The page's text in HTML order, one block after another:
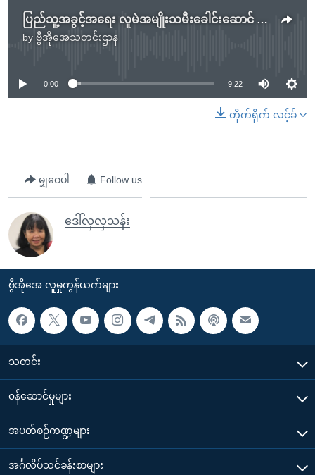
ပြည်သူ့အခွင့်အရေး လူမဲအမျိုးသမီးခေါင်းဆောင် Rosa Parks
by ဗွီအိုအေသတင်းဌာန
No media source currently available
0:00 9:22
တိုက်ရိုက် လင့်ခ်
မျှဝေပါ Follow us
ဒေါ်လှလှသန်း
ဗွီအိုအေ လူမှုကွန်ယက်များ
သတင်း
၀န်ဆောင်မှုများ
အပတ်စဉ်ကဏ္ဍများ
အင်္ဂလိပ်သင်ခန်းစာများ